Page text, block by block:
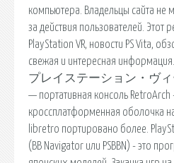
компьютера. Владельцы сайта не
за действия пользователей. Этот
PlayStation VR, новости PS Vita,
свежая и интересная
プレイステーション・ヴィー
— портативная консоль RetroArch
кроссплатформенная оболочка
libretro портировано более.
(BB Navigator или PSBBN) - это